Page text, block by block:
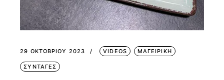
29 ΟΚΤΩΒΡΊΟΥ 2023 VIDEOS ΜΑΓΕΙΡΙΚΗ
ΣΥΝΤΑΓΕΣ